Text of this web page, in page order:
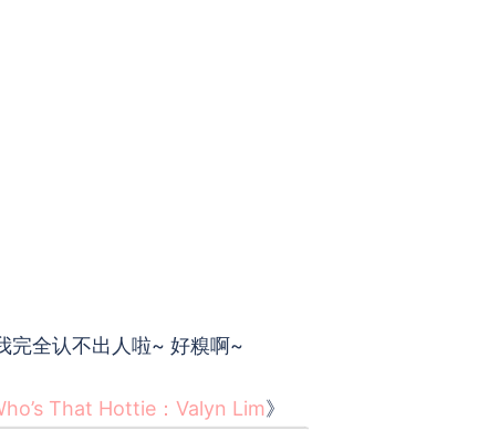
完全认不出人啦~ 好糗啊~
That Hottie：Valyn Lim》